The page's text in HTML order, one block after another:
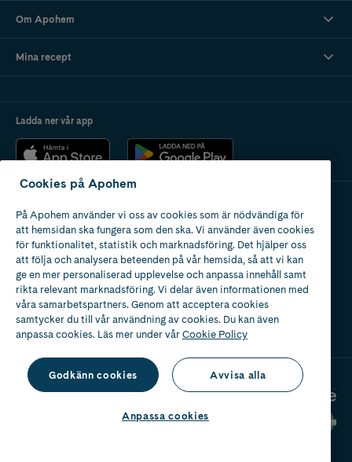
Om Apohem
Mina recept
Ladda ner vår app
Apotek med tillstånd
av Läkemedelsverket
2024
Cookies på Apohem
På Apohem använder vi oss av cookies som är nödvändiga för
att hemsidan ska fungera som den ska. Vi använder även cookies
för funktionalitet, statistik och marknadsföring. Det hjälper oss
att följa och analysera beteenden på vår hemsida, så att vi kan
ge en mer personaliserad upplevelse och anpassa innehåll samt
rikta relevant marknadsföring. Vi delar även informationen med
våra samarbetspartners. Genom att acceptera cookies
samtycker du till vår användning av cookies. Du kan även
anpassa cookies. Läs mer under vårCookie Policy
Godkänn cookies Avvisa alla
Anpassa cookies